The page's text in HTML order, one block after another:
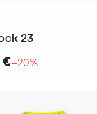
23
€−20%